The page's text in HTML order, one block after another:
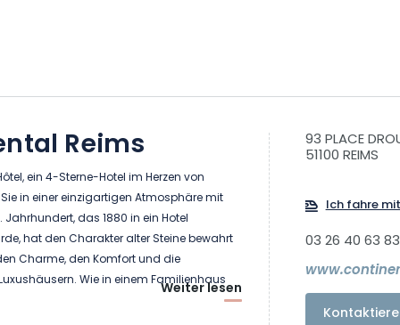
Reims
ein 4-Sterne-Hotel im Herzen von
in einer einzigartigen Atmosphäre mit
das 1880 in ein Hotel
hat den Charakter alter Steine bewahrt
Charme, den Komfort und die
Wie in einem Familienhaus
empfangen. Im Continental Hôtel
Weiter lesen
93 PLACE
51100 REIMS
Ich fahre
03 26 40 63 83